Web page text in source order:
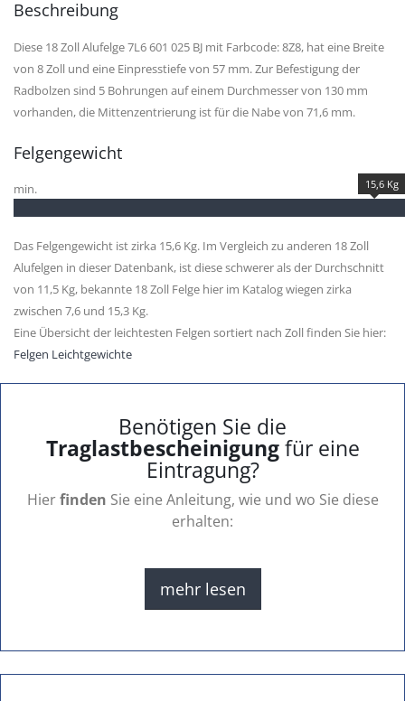
Beschreibung
Diese 18 Zoll Alufelge 7L6 601 025 BJ mit Farbcode: 8Z8, hat eine Breite
von 8 Zoll und eine Einpresstiefe von 57 mm. Zur Befestigung der
Radbolzen sind 5 Bohrungen auf einem Durchmesser von 130 mm
vorhanden, die Mittenzentrierung ist für die Nabe von 71,6 mm.
Felgengewicht
min. 15,6 Kg
Das Felgengewicht ist zirka 15,6 Kg. Im Vergleich zu anderen 18 Zoll
Alufelgen in dieser Datenbank, ist diese schwerer als der Durchschnitt
von 11,5 Kg, bekannte 18 Zoll Felge hier im Katalog wiegen zirka
zwischen 7,6 und 15,3 Kg.
Eine Übersicht der leichtesten Felgen sortiert nach Zoll finden Sie hier:
Felgen Leichtgewichte
Benötigen Sie die
Traglastbescheinigungfür eine
Eintragung?
Hierfinden Sie eine Anleitung, wie und wo Sie diese
erhalten:
mehr lesen